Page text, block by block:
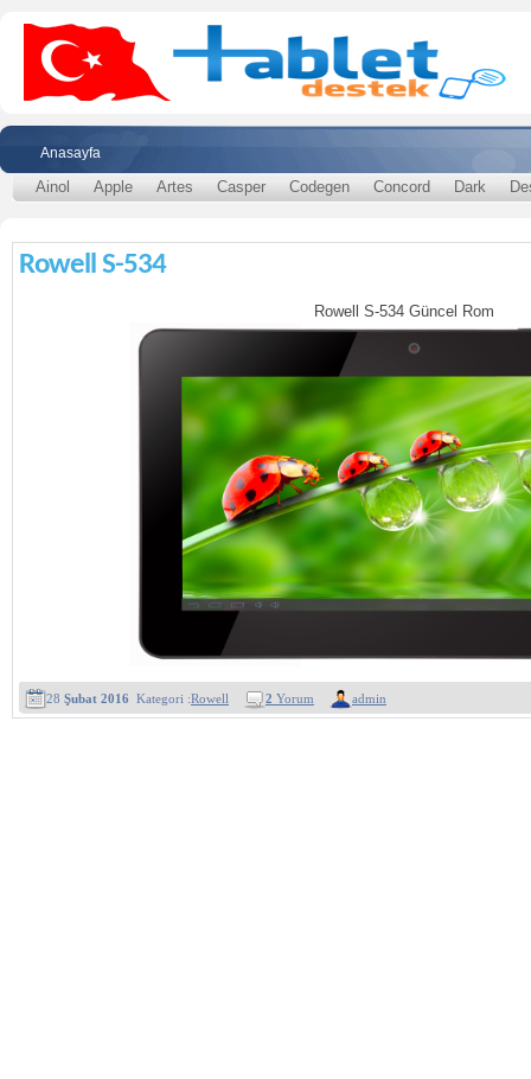
Anasayfa
Ainol Apple Artes Casper Codegen Concord Dark
Rowell S-534
Rowell S-534 Güncel Rom
28 Şubat 2016 Kategori :Rowell 2 Yorum admin